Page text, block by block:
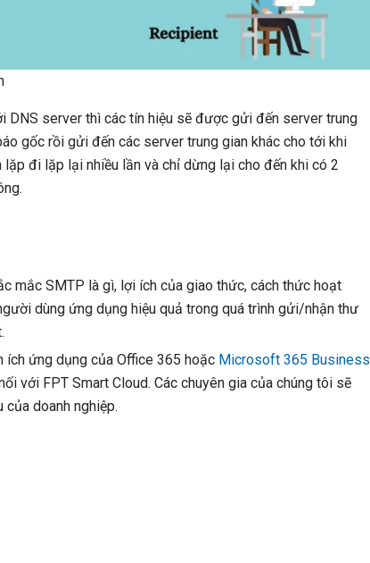
server thì các tín hiệu sẽ được gửi đến server trung
gốc rồi gửi đến các server trung gian khác cho tới khi
đi lặp lại nhiều lần và chỉ dừng lại cho đến khi có 2
mắc SMTP là gì, lợi ích của giao thức, cách thức hoạt
dùng ứng dụng hiệu quả trong quá trình gửi/nhận thư
ích ứng dụng của Office 365 hoặc Microsoft 365 Business
với FPT Smart Cloud. Các chuyên gia của chúng tôi sẽ
doanh nghiệp.